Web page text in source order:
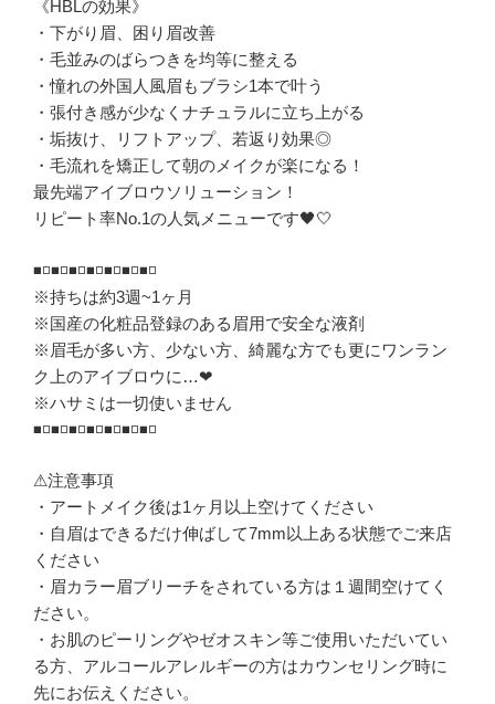
《HBLの効果》
・下がり眉、困り眉改善
・毛並みのばらつきを均等に整える
・憧れの外国人風眉もブラシ1本で叶う
・張付き感が少なくナチュラルに立ち上がる
・垢抜け、リフトアップ、若返り効果◎
・毛流れを矯正して朝のメイクが楽になる！
最先端アイブロウソリューション！
リピート率No.1の人気メニューです🖤🤍
◾◽◾◽◾◽◾◽◾◽◾◽◾◽
※持ちは約3週~1ヶ月
※国産の化粧品登録のある眉用で安全な液剤
※眉毛が多い方、少ない方、綺麗な方でも更にワンラン
ク上のアイブロウに…❤︎
※ハサミは一切使いません
◾◽◾◽◾◽◾◽◾◽◾◽◾◽
⚠注意事項
・アートメイク後は1ヶ月以上空けてください
・自眉はできるだけ伸ばして7mm以上ある状態でご来店
ください
・眉カラー眉ブリーチをされている方は１週間空けてく
ださい。
・お肌のピーリングやゼオスキン等ご使用いただいてい
る方、アルコールアレルギーの方はカウンセリング時に
先にお伝えください。